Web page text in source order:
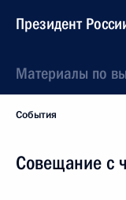
Президент
Материалы по
События
Совещание с